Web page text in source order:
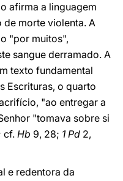
afirma a linguagem
de morte violenta. A
"por muitos",
sangue derramado. A
texto fundamental
Escrituras, o quarto
"ao entregar a
"tomava sobre si
cf. Hb 9, 28; 1 Pd 2,
e redentora da